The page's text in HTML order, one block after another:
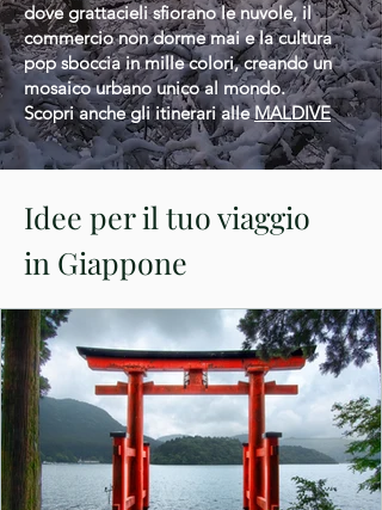
dove grattacieli sfiorano le nuvole, il
commercio non dorme mai e la cultura
pop sboccia in mille colori, creando un
mosaico urbano unico al mondo.
Scopri anche gli itinerari alleMALDIVE
Idee per il tuo viaggio
in Giappone